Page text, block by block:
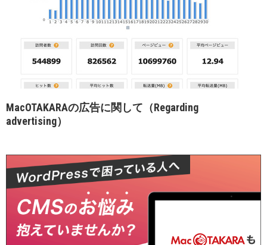
MacOTAKARAの広告に関して（Regarding
advertising）